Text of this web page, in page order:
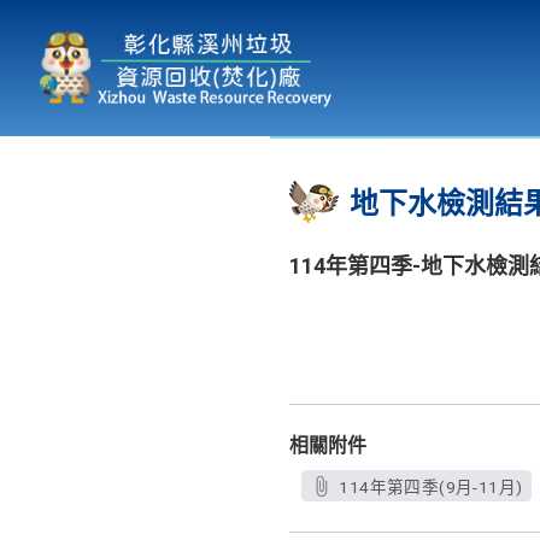
本廠簡介
:::
地下水檢測結
114年第四季-地下水檢測
相關附件
114年第四季(9月-11月)